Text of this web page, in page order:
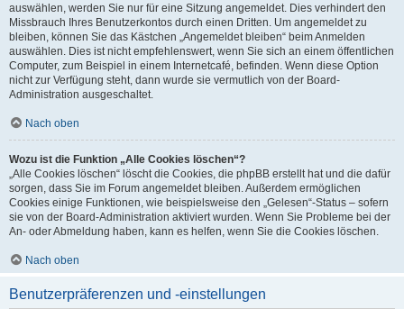
auswählen, werden Sie nur für eine Sitzung angemeldet. Dies verhindert den
Missbrauch Ihres Benutzerkontos durch einen Dritten. Um angemeldet zu
bleiben, können Sie das Kästchen „Angemeldet bleiben“ beim Anmelden
auswählen. Dies ist nicht empfehlenswert, wenn Sie sich an einem öffentlichen
Computer, zum Beispiel in einem Internetcafé, befinden. Wenn diese Option
nicht zur Verfügung steht, dann wurde sie vermutlich von der Board-
Administration ausgeschaltet.
Nach oben
Wozu ist die Funktion „Alle Cookies löschen“?
„Alle Cookies löschen“ löscht die Cookies, die phpBB erstellt hat und die dafür
sorgen, dass Sie im Forum angemeldet bleiben. Außerdem ermöglichen
Cookies einige Funktionen, wie beispielsweise den „Gelesen“-Status – sofern
sie von der Board-Administration aktiviert wurden. Wenn Sie Probleme bei der
An- oder Abmeldung haben, kann es helfen, wenn Sie die Cookies löschen.
Nach oben
Benutzerpräferenzen und -einstellungen